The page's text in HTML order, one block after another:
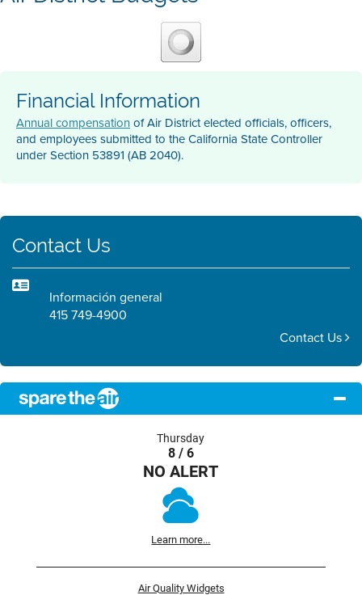
Financial Information
Annual compensationof Air District elected officials, officers,
and employees submitted to the California State Controller
under Section 53891 (AB 2040).
Contact Us
Información general
415 749-4900
Contact Us
Thursday
8 / 6
NO ALERT
Learn more...
Air Quality Widgets